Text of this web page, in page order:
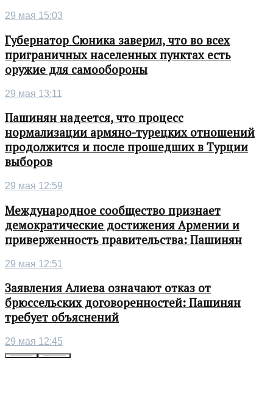
29 мая 15:03
Губернатор Сюника заверил, что во всех
приграничных населенных пунктах есть
оружие для самообороны
29 мая 13:11
Пашинян надеется, что процесс
нормализации армяно-турецких отношений
продолжится и после прошедших в Турции
выборов
29 мая 12:59
Международное сообщество признает
демократические достижения Армении и
приверженность правительства: Пашинян
29 мая 12:51
Заявления Алиева означают отказ от
брюссельских договоренностей: Пашинян
требует объяснений
29 мая 12:45